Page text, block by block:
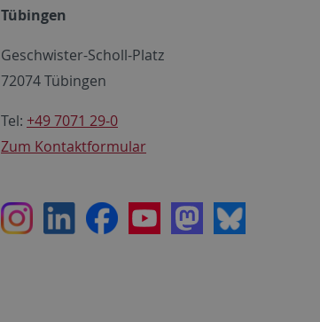
Tübingen
Geschwister-Scholl-Platz
72074 Tübingen
Tel: +49 7071 29-0
Zum Kontaktformular
InstagramLinkedInFacebookYoutubeMastodon
Bluesky